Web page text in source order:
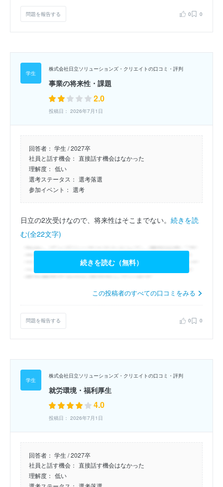
問題を報告する 0 0
株式会社日立ソリューションズ・クリエイトの口コミ・評判
事業の将来性・課題
2.0
投稿日： 2026年7月1日
回答者： 学生 / 2027卒
社員と話す機会： 直接話す機会はなかった
理解度： 低い
選考ステータス： 選考落選
参加イベント： 選考
日立の2次受けなので、将来性はそこまでない。 続きを読
む(全22文字)
続きを読む（無料）
この投稿者のすべての口コミをみる
問題を報告する 0 0
株式会社日立ソリューションズ・クリエイトの口コミ・評判
就労環境・福利厚生
4.0
投稿日： 2026年7月1日
回答者： 学生 / 2027卒
社員と話す機会： 直接話す機会はなかった
理解度： 低い